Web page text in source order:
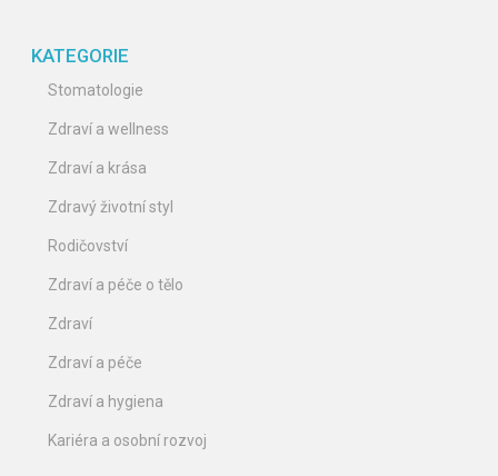
KATEGORIE
Stomatologie
Zdraví a wellness
Zdraví a krása
Zdravý životní styl
Rodičovství
Zdraví a péče o tělo
Zdraví
Zdraví a péče
Zdraví a hygiena
Kariéra a osobní rozvoj